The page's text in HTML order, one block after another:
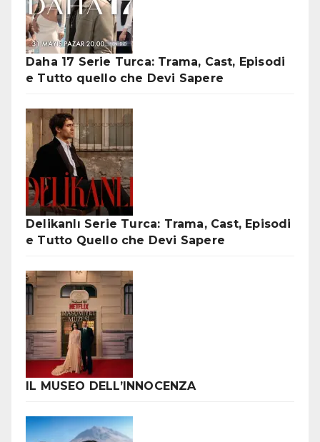
Daha 17 Serie Turca: Trama, Cast, Episodi
e Tutto quello che Devi Sapere
Delikanlı Serie Turca: Trama, Cast, Episodi
e Tutto Quello che Devi Sapere
IL MUSEO DELL’INNOCENZA